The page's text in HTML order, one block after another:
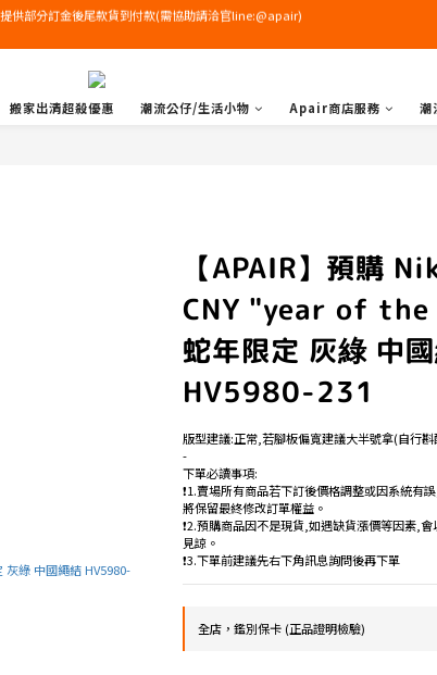
右下角加入LINE領免運+$100優惠券
搬家出清超殺優惠 潮流公仔/生活小物 Apair商店服務 潮
【APAIR】預購
CNY "year of the
蛇年限定 灰綠 中
HV5980-231
版型建議:正常,若腳板偏寬建議大半號拿(自行斟
-
下單必讀事項:
❗️1.賣場所有商品若下訂後價格調整或因系統有
將保留最終修改訂單權益。
❗️2.預購商品因不是現貨,如遇缺貨漲價等因素,
見諒。
❗️3.下單前建議先右下角訊息詢問後再下單
全店，鑑別保卡 (正品證明檢驗)